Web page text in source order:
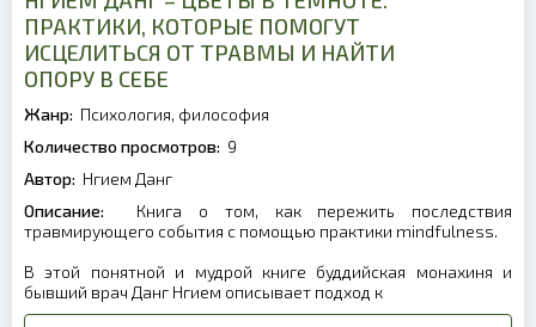
ПРАКТИКИ, КОТОРЫЕ ПОМОГУТ
ИСЦЕЛИТЬСЯ ОТ ТРАВМЫ И НАЙТИ
ОПОРУ В СЕБЕ
Жанр: Психология, философия
Количество просмотров: 9
Автор: Нгием Данг
Описание:
Книга о том, как пережить последствия
травмирующего события с помощью практики mindfulness.
В этой понятной и мудрой книге буддийская монахиня и
бывший врач Данг Нгием описывает подход к